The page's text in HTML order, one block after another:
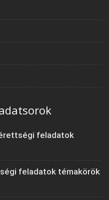
feladatok
feladatok témakörök